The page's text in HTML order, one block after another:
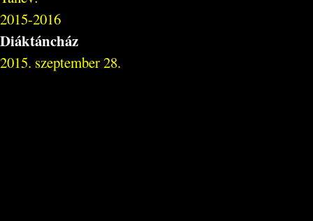
2015-2016
Diáktáncház
2015. szeptember 28.